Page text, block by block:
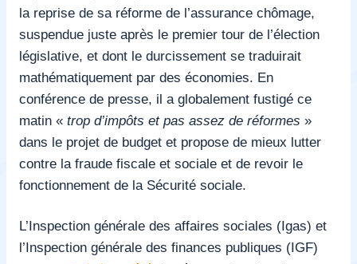
la reprise de sa réforme de l’assurance chômage,
suspendue juste après le premier tour de l’élection
législative, et dont le durcissement se traduirait
mathématiquement par des économies. En
conférence de presse, il a globalement fustigé ce
matin « trop d’impôts et pas assez de réformes »
dans le projet de budget et propose de mieux lutter
contre la fraude fiscale et sociale et de revoir le
fonctionnement de la Sécurité sociale.
L’Inspection générale des affaires sociales (Igas) et
l’Inspection générale des finances publiques (IGF)